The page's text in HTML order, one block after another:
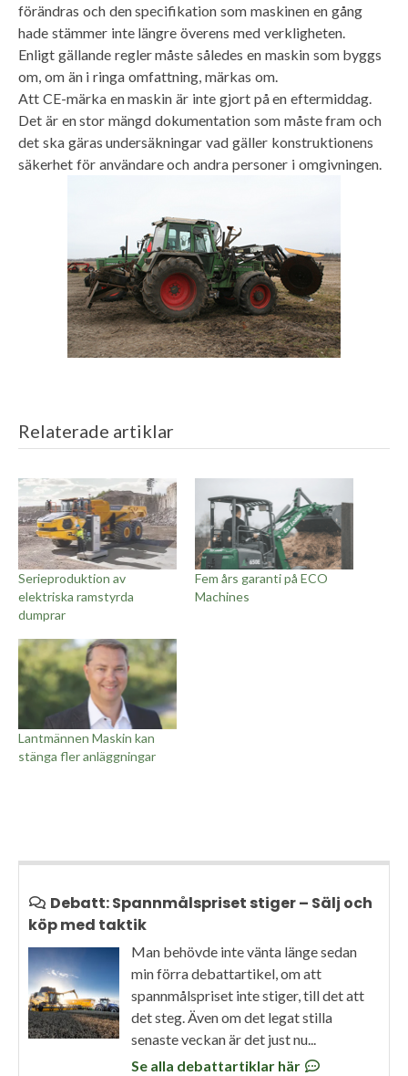
förändras och den specifikation som maskinen en gång
hade stämmer inte längre överens med verkligheten.
Enligt gällande regler måste således en maskin som byggs
om, om än i ringa omfattning, märkas om.
Att CE-märka en maskin är inte gjort på en eftermiddag.
Det är en stor mängd dokumentation som måste fram och
det ska gäras undersäkningar vad gäller konstruktionens
säkerhet för användare och andra personer i omgivningen.
Relaterade artiklar
Serieproduktion av
elektriska ramstyrda
dumprar
Fem års garanti på ECO
Machines
Lantmännen Maskin kan
stänga fler anläggningar
Debatt: Spannmålspriset stiger – Sälj och
köp med taktik
Man behövde inte vänta länge sedan
min förra debattartikel, om att
spannmålspriset inte stiger, till det att
det steg. Även om det legat stilla
senaste veckan är det just nu...
Se alla debattartiklar här